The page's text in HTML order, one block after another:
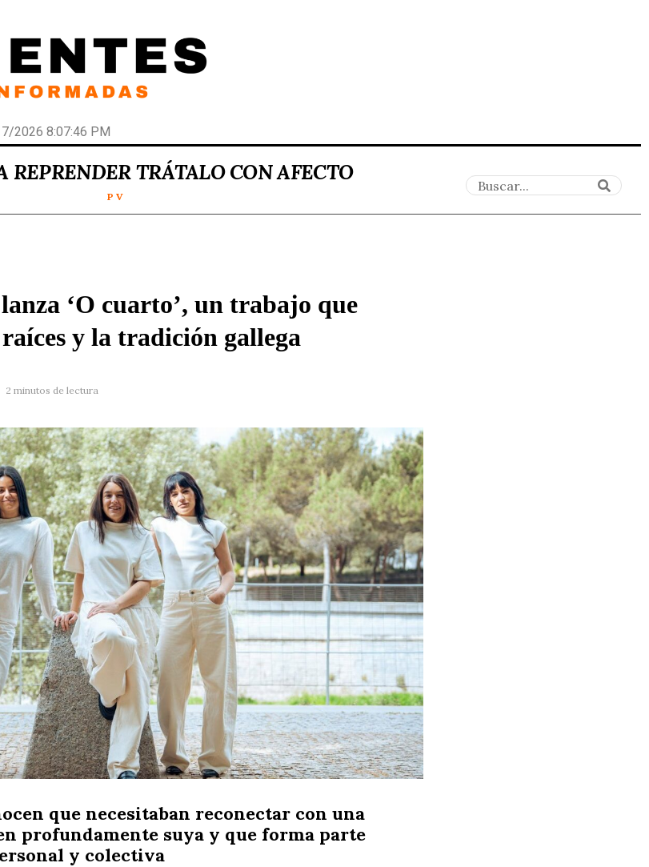
2026 8:07:46 PM
REPRENDER TRÁTALO CON AFECTO
P V
‘O cuarto’, un trabajo que
y la tradición gallega
2 minutos de lectura
que necesitaban reconectar con una
profundamente suya y que forma parte
y colectiva